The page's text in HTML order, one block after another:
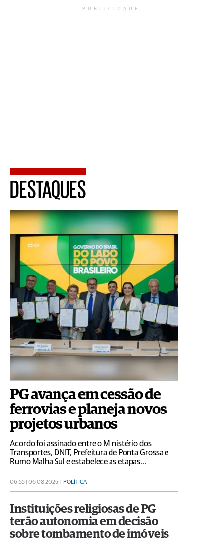
PUBLICIDADE
DESTAQUES
PG avança em cessão de
ferrovias e planeja novos
projetos urbanos
Acordo foi assinado entre o Ministério dos
Transportes, DNIT, Prefeitura de Ponta Grossa e
Rumo Malha Sul e estabelece as etapas
ferroviários ao município
06:55 | 06 08 2026 | POLÍTICA
Instituições religiosas de PG
terão autonomia em decisão
sobre tombamento de imóveis